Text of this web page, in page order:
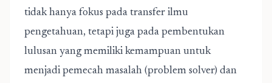
tidak hanya fokus pada transfer ilmu
pengetahuan, tetapi juga pada pembentukan
lulusan yang memiliki kemampuan untuk
menjadi pemecah masalah (problem solver) dan